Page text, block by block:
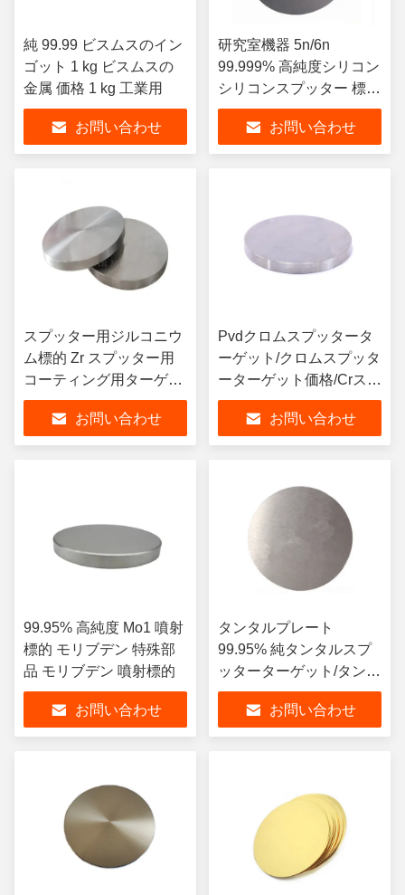
純 99.99 ビスムスのイン
ゴット 1 kg ビスムスの
金属 価格 1 kg 工業用
お問い合わせ
研究室機器 5n/6n
99.999% 高純度シリコン
シリコンスプッター 標的
光学コーティング材料
お問い合わせ
スプッター用ジルコニウ
ム標的 Zr スプッター用
コーティング用ターゲッ
ト
お問い合わせ
Pvdクロムスプッタータ
ーゲット/クロムスプッタ
ーターゲット価格/Crスプ
ッターターゲット
お問い合わせ
99.95% 高純度 Mo1 噴射
標的 モリブデン 特殊部
品 モリブデン 噴射標的
お問い合わせ
タンタルプレート
99.95% 純タンタルスプ
ッターターゲット/タンタ
ルプレート/シート/ディ
スク
お問い合わせ